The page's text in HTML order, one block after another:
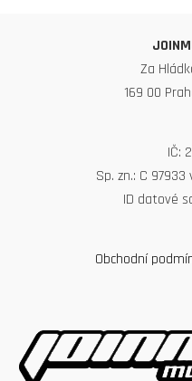
Za
169 00
IČ:
Sp. zn.: C
ID datové
Obchodní